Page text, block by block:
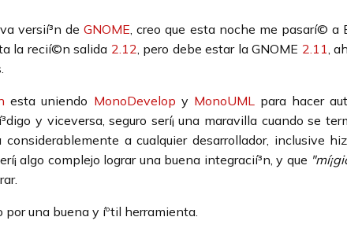
versií³n deGNOME, creo que esta noche me pasarí© a
la recií©n salida 2.12, pero debe estar la GNOME 2.11,
esta uniendo MonoDevelop y MonoUMLpara hacer
y viceversa, seguro serí¡ una maravilla cuando se
a cualquier desarrollador, inclusive
algo complejo lograr una buena integracií³n, y que
una buena y íºtil herramienta.